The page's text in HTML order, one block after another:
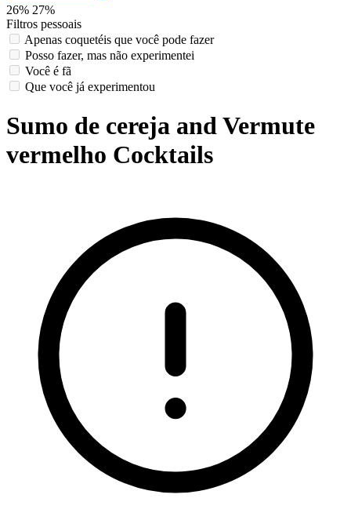
26% 27%
Filtros pessoais
Apenas coquetéis que você pode fazer
Posso fazer, mas não experimentei
Você é fã
Que você já experimentou
Sumo de cereja and Vermute
vermelho Cocktails